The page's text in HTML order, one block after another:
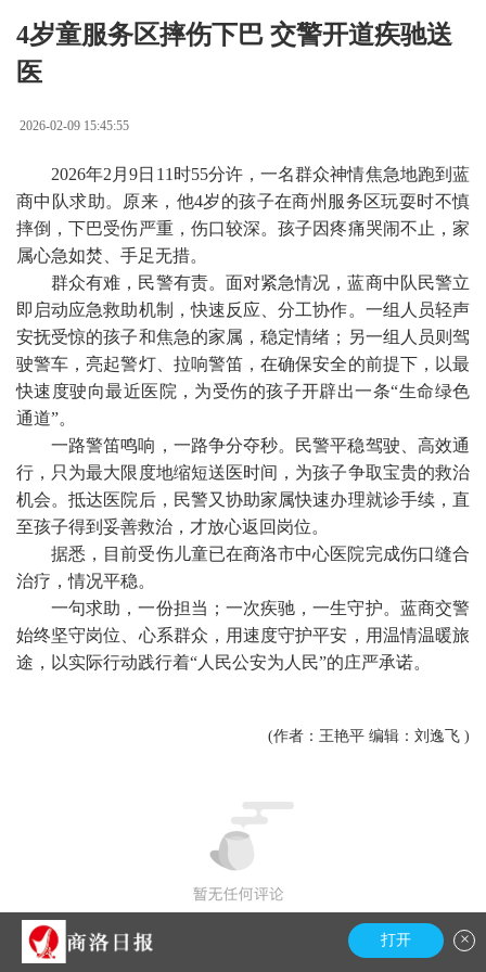
4岁童服务区摔伤下巴 交警开道疾驰送
医
2026-02-09 15:45:55
2026年2月9日11时55分许，一名群众神情焦急地跑到蓝
商中队求助。原来，他4岁的孩子在商州服务区玩耍时不慎
摔倒，下巴受伤严重，伤口较深。孩子因疼痛哭闹不止，家
属心急如焚、手足无措。
群众有难，民警有责。面对紧急情况，蓝商中队民警立
即启动应急救助机制，快速反应、分工协作。一组人员轻声
安抚受惊的孩子和焦急的家属，稳定情绪；另一组人员则驾
驶警车，亮起警灯、拉响警笛，在确保安全的前提下，以最
快速度驶向最近医院，为受伤的孩子开辟出一条“生命绿色
通道”。
一路警笛鸣响，一路争分夺秒。民警平稳驾驶、高效通
行，只为最大限度地缩短送医时间，为孩子争取宝贵的救治
机会。抵达医院后，民警又协助家属快速办理就诊手续，直
至孩子得到妥善救治，才放心返回岗位。
据悉，目前受伤儿童已在商洛市中心医院完成伤口缝合
治疗，情况平稳。
一句求助，一份担当；一次疾驰，一生守护。蓝商交警
始终坚守岗位、心系群众，用速度守护平安，用温情温暖旅
途，以实际行动践行着“人民公安为人民”的庄严承诺。
(作者：王艳平 编辑：刘逸飞 )
打开 ×